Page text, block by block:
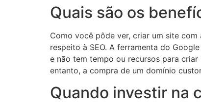
Quais são os
Como você pôde ver, criar um site
respeito à SEO. A ferramenta do
e não tem tempo ou recursos para
entanto, a compra de um domínio
Quando investir na